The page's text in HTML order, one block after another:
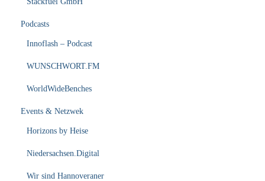
Podcasts
Innoflash – Podcast
WUNSCHWORT.FM
WorldWideBenches
Events & Netzwek
Horizons by Heise
Niedersachsen.Digital
Wir sind Hannoveraner